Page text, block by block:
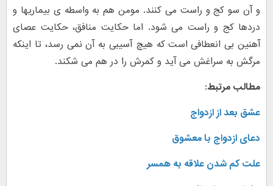
و آن سو کج و راست می کنند. مومن هم به واسطه ی بیماریها و
دردها کج و راست می شود. اما حکایت منافق، حکایت عصای
آهنین بی انعطافی است که هیچ آسیبی به آن نمی رسد، تا اینکه
مرگش به سراغش می آید و کمرش را در هم می شکند.
مطالب مرتبط:
عشق بعد از ازدواج
دعای ازدواج با معشوق
علت کم شدن علاقه به همسر